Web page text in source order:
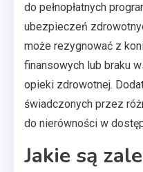
do pełnopłatnych
ubezpieczeń
może rezygnować z
finansowych lub braku
opieki zdrowotnej.
świadczonych przez
do nierówności w
Jakie są